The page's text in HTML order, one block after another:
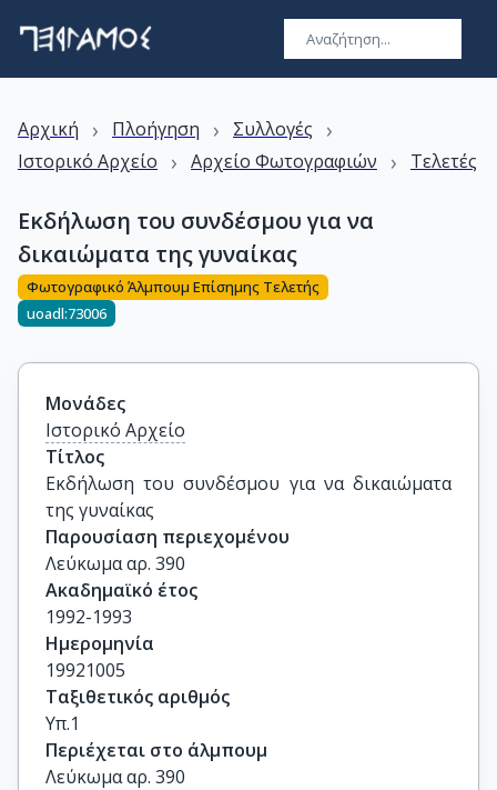
Αρχική › Πλοήγηση › Συλλογές ›
Ιστορικό Αρχείο › Αρχείο Φωτογραφιών › Τελετές
Εκδήλωση του συνδέσμου για να
δικαιώματα της γυναίκας
Φωτογραφικό Άλμπουμ Επίσημης Τελετής
uoadl:73006
Μονάδες
Ιστορικό Αρχείο
Τίτλος
Εκδήλωση του συνδέσμου για να δικαιώματα
της γυναίκας
Παρουσίαση περιεχομένου
Λεύκωμα αρ. 390
Ακαδημαϊκό έτος
1992-1993
Ημερομηνία
19921005
Ταξιθετικός αριθμός
Υπ.1
Περιέχεται στο άλμπουμ
Λεύκωμα αρ. 390